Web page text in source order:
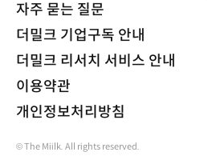
자주 묻는 질문
더밀크 기업구독 안내
더밀크 리서치 서비스 안내
이용약관
개인정보처리방침
© The Miilk. All rights reserved.